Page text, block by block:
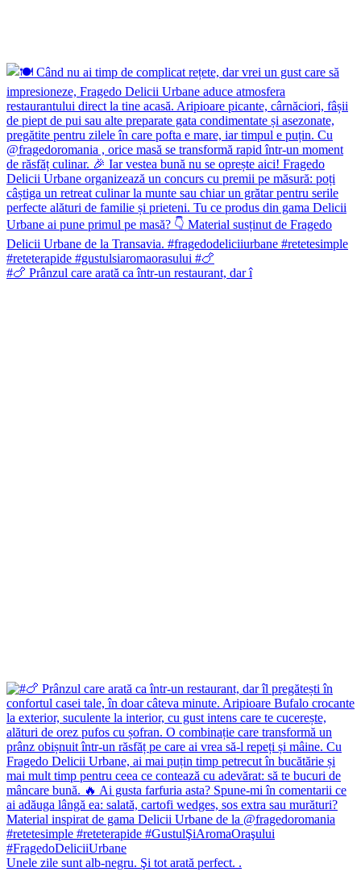
#🍗 Prânzul care arată ca într-un restaurant, dar î
Unele zile sunt alb-negru. Şi tot arată perfect. .